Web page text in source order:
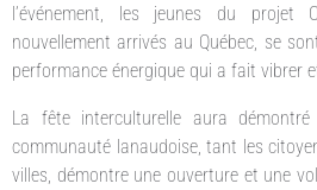
l’événement, les jeunes du projet
nouvellement arrivés au Québec, se
performance énergique qui a fait vibrer
La fête interculturelle aura
communauté lanaudoise, tant les
villes, démontre une ouverture et une